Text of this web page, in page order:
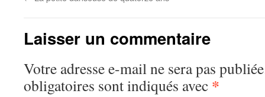
Laisser un commentaire
Votre adresse e-mail ne sera pas
obligatoires sont indiqués avec *